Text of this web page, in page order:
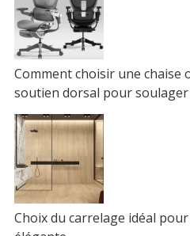
Comment choisir une chaise
soutien dorsal pour
Choix du carrelage idéal